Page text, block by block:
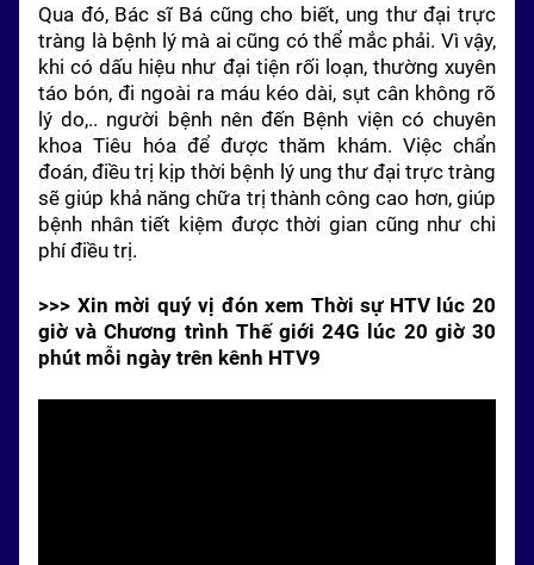
Qua đó, Bác sĩ Bá cũng cho biết, ung thư đại trực
tràng là bệnh lý mà ai cũng có thể mắc phải. Vì vậy,
khi có dấu hiệu như đại tiện rối loạn, thường xuyên
táo bón, đi ngoài ra máu kéo dài, sụt cân không rõ
lý do,.. người bệnh nên đến Bệnh viện có chuyên
khoa Tiêu hóa để được thăm khám. Việc chẩn
đoán, điều trị kịp thời bệnh lý ung thư đại trực tràng
sẽ giúp khả năng chữa trị thành công cao hơn, giúp
bệnh nhân tiết kiệm được thời gian cũng như chi
phí điều trị.
>>> Xin mời quý vị đón xem Thời sự HTV lúc 20
giờ và Chương trình Thế giới 24G lúc 20 giờ 30
phút mỗi ngày trên kênh HTV9